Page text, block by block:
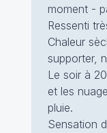
moment -
Ressenti
Chaleur
supporter,
Le soir à
et les
pluie.
Sensation